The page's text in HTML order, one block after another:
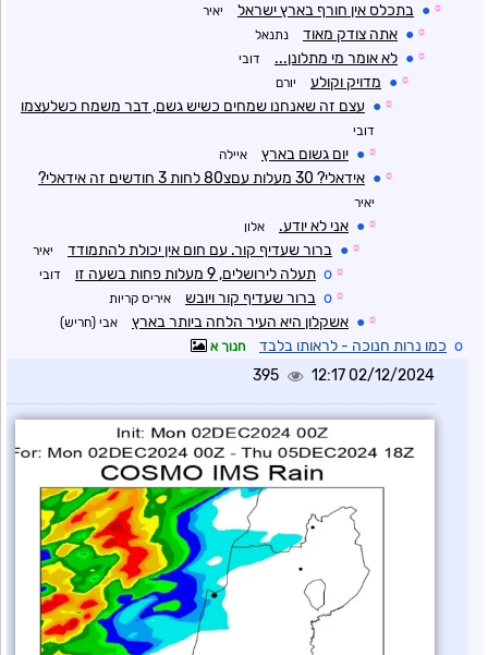
☼
● בתכלס אין חורף בארץ ישראל יאיר
☼
● אתה צודק מאוד נתנאל
☼
● לא אומר מי מתלונן... דובי
☼
● מדויק וקולע יורם
☼
● עצם זה שאנחנו שמחים כשיש גשם, דבר משמח כשלעצמו
דובי
☼
● יום גשום בארץ איילה
☼
● אידאלי? 30 מעלות עםצ80 לחות 3 חודשים זה אידאלי?
יאיר
☼
● אני לא יודע. אלון
☼
● ברור שעדיף קור. עם חום אין יכולת להתמודד יאיר
☼
o תעלה לירושלים, 9 מעלות פחות בשעה זו דובי
☼
o ברור שעדיף קור ויובש איריס קריות
☼
● אשקלון היא העיר הלחה ביותר בארץ אבי (חריש)
o כמו נרות חנוכה - לראותו בלבד חנוך א
02/12/2024 12:17
395